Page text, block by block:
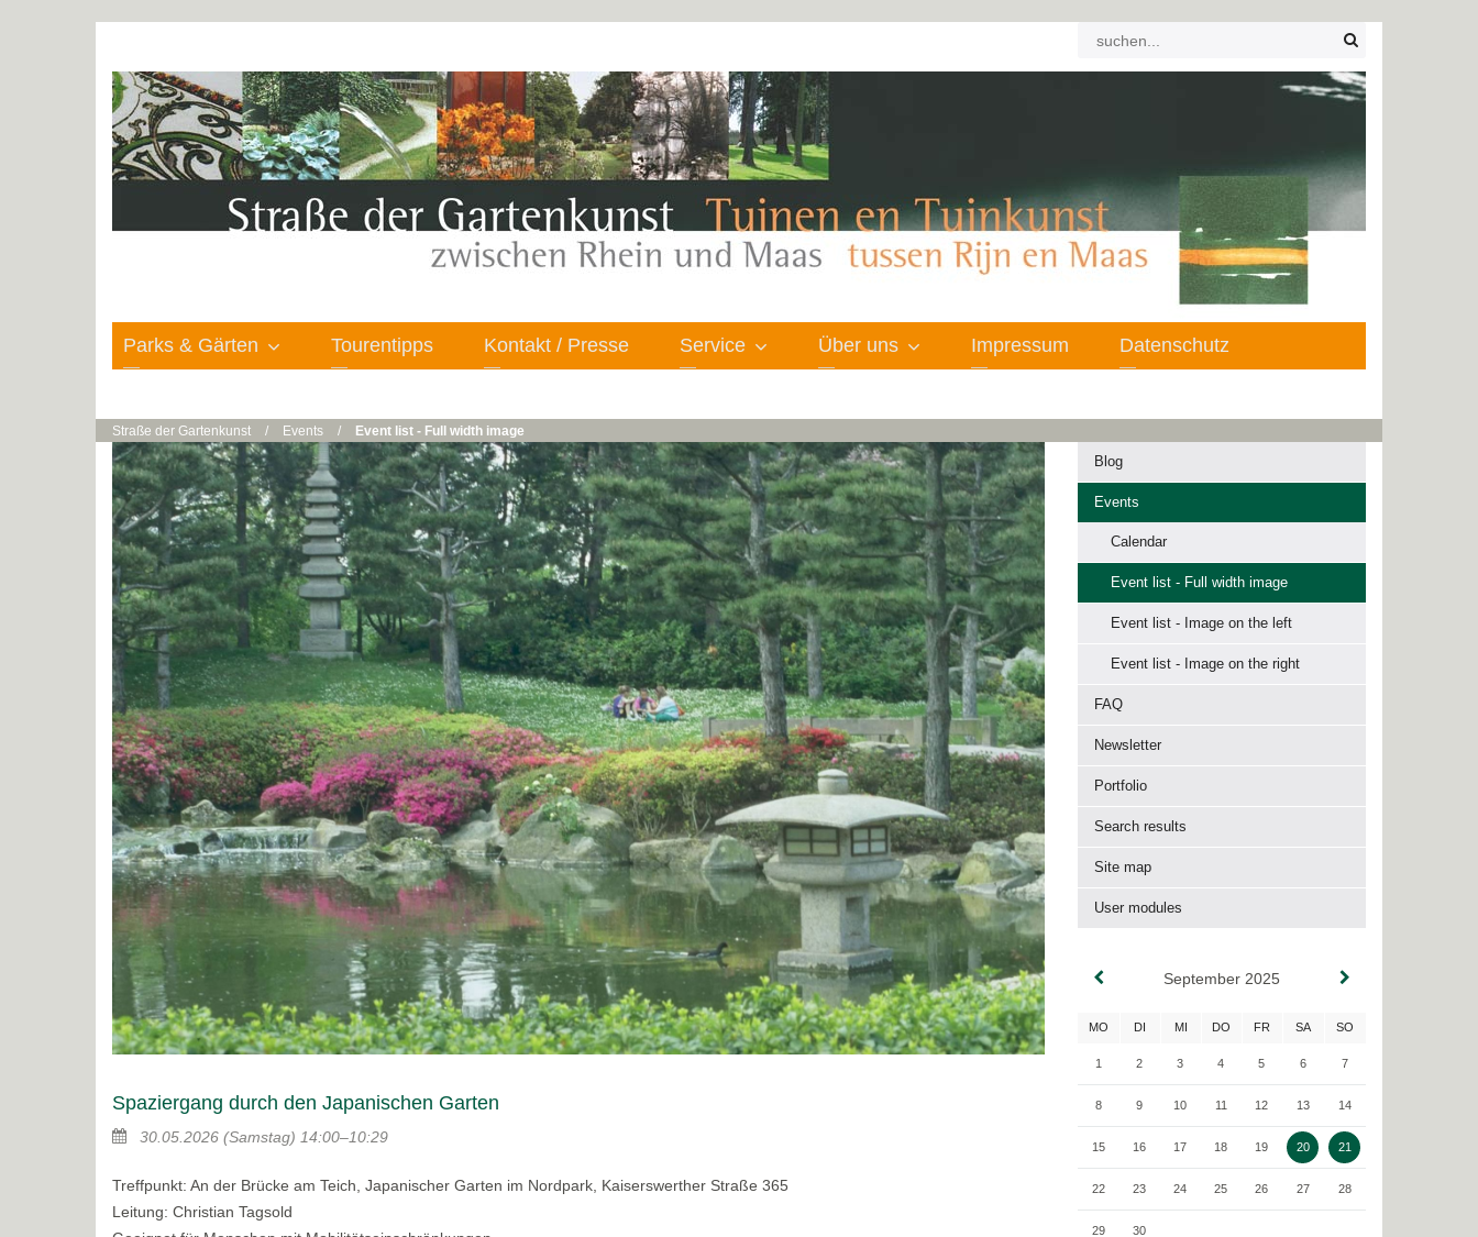
Parks & Gärten Tourentipps Kontakt / Presse Service Über uns Impressum Datenschutz
Straße der Gartenkunst / Events / Event list - Full width image
Spaziergang durch den Japanischen Garten
30.05.2026 (Samstag) 14:00–10:29
Treffpunkt: An der Brücke am Teich, Japanischer Garten im Nordpark, Kaiserswerther Straße 365
Leitung: Christian Tagsold
Blog
Events
Calendar
Event list - Full width image
Event list - Image on the left
Event list - Image on the right
FAQ
Newsletter
Portfolio
Search results
Site map
User modules
September 2025
MO DI MI DO FR SA SO
1 2 3 4 5 6 7
8 9 10 11 12 13 14
15 16 17 18 19 20 21
22 23 24 25 26 27 28
29 30